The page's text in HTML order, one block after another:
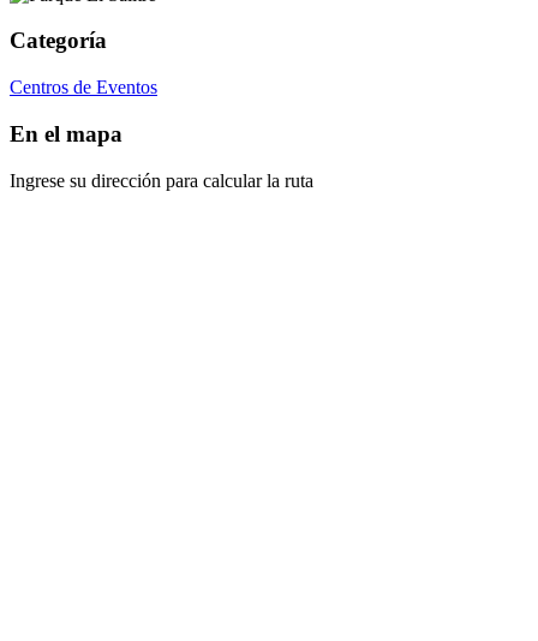
Categoría
Centros de Eventos
En el mapa
Ingrese su dirección para calcular la ruta